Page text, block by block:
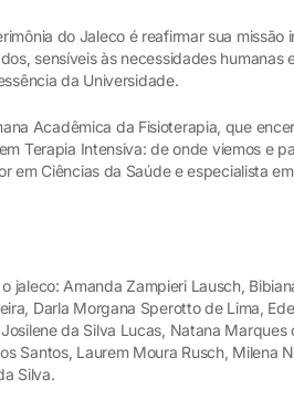
do Jaleco é reafirmar sua missão
sensíveis às necessidades humanas
da Universidade.
Acadêmica da Fisioterapia, que
Terapia Intensiva: de onde viemos e
em Ciências da Saúde e especialista
jaleco: Amanda Zampieri Lausch,
Darla Morgana Sperotto de Lima,
da Silva Lucas, Natana Marques
Santos, Laurem Moura Rusch, Milena
Silva.